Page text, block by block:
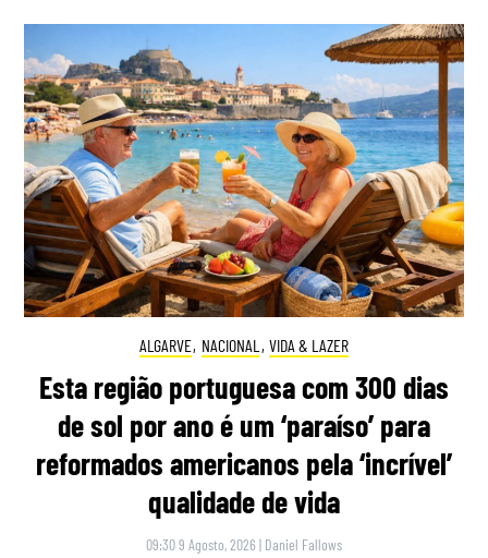
ALGARVE, NACIONAL , VIDA & LAZER
Esta região portuguesa com 300 dias
de sol por ano é um ‘paraíso’ para
reformados americanos pela ‘incrível’
qualidade de vida
09:30 9 Agosto, 2026 | Daniel Fallows